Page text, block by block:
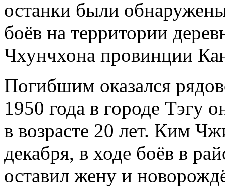
останки были
боёв на территории
Чхунчхона провинции
Погибшим оказался
1950 года в городе Тэгу
в возрасте 20 лет. Ким
декабря, в ходе боёв в
оставил жену и